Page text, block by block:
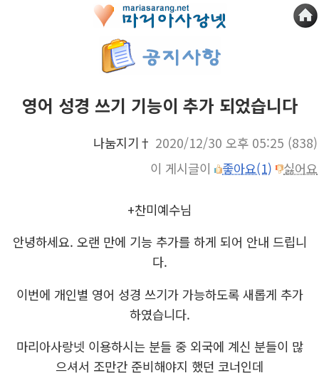
영어 성경 쓰기 기능이 추가 되었습니다
나눔지기† 2020/12/30 오후 05:25 (838)
이 게시글이
좋아요(1) 싫어요
+찬미예수님
안녕하세요. 오랜 만에 기능 추가를 하게 되어 안내 드립니
다.
이번에 개인별 영어 성경 쓰기가 가능하도록 새롭게 추가
하였습니다.
마리아사랑넷 이용하시는 분들 중 외국에 계신 분들이 많
으셔서 조만간 준비해야지 했던 코너인데